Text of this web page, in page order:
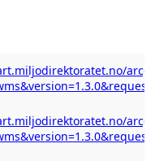
arcgis/
arcgis/